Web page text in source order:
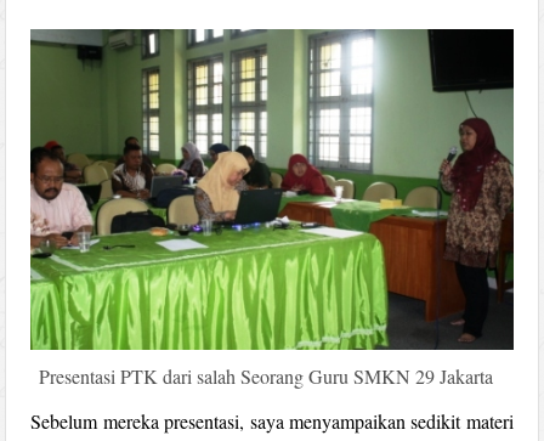
Presentasi PTK dari salah Seorang Guru SMKN 29 Jakarta
Sebelum mereka presentasi, saya menyampaikan sedikit materi